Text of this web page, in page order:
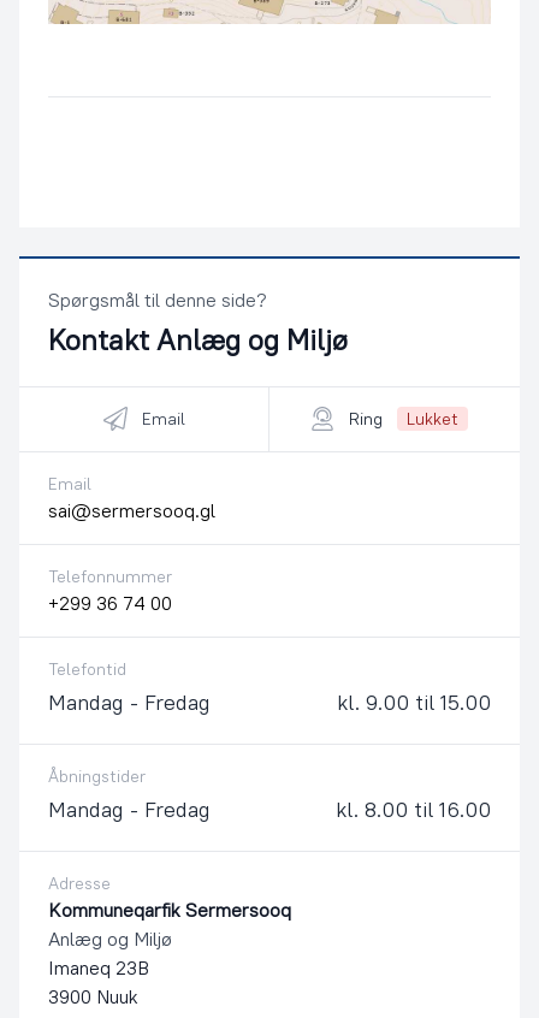
Spørgsmål til denne side?
Kontakt Anlæg og Miljø
Email Ring Lukket
Email
sai@sermersooq.gl
Telefonnummer
+299 36 74 00
Telefontid
Mandag - Fredag kl. 9.00 til 15.00
Åbningstider
Mandag - Fredag kl. 8.00 til 16.00
Adresse
Kommuneqarfik Sermersooq
Anlæg og Miljø
Imaneq 23B
3900 Nuuk